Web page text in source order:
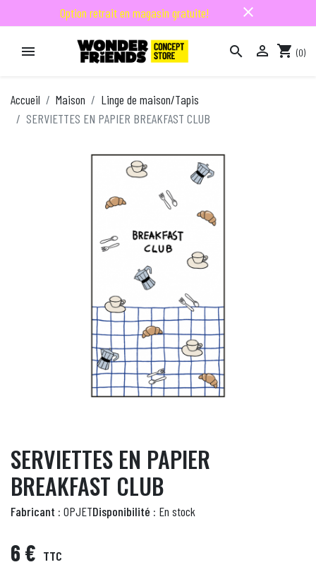
Option retrait en magasin gratuite! close
   shopping_cart (0)
Accueil Maison
Linge de maison/Tapis
SERVIETTES EN PAPIER BREAKFAST CLUB
SERVIETTES EN PAPIER
BREAKFAST CLUB
Fabricant : OPJETDisponibilité : En stock
6 € TTC